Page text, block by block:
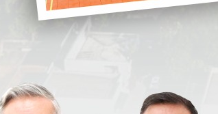
Entregamos 103 moradias para nossa
população.